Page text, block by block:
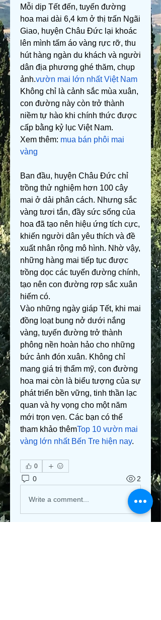
Mỗi dịp Tết đến, tuyến đường
hoa mai dài 6,4 km ở thị trấn Ngãi
Giao, huyện Châu Đức lại khoác
lên mình tấm áo vàng rực rỡ, thu
hút hàng ngàn du khách và người
dân địa phương ghé thăm, chụp
ảnh.vườn mai lớn nhất Việt Nam
Không chỉ là cảnh sắc mùa xuân,
con đường này còn trở thành
niềm tự hào khi chính thức được
cấp bằng kỷ lục Việt Nam.
Xem thêm: mua bán phôi mai
vàng
Ban đầu, huyện Châu Đức chỉ
trồng thử nghiệm hơn 100 cây
mai ở dải phân cách. Nhưng sắc
vàng tươi tắn, đầy sức sống của
hoa đã tạo nên hiệu ứng tích cực,
khiến người dân yêu thích và đề
xuất nhân rộng mô hình. Nhờ vậy,
những hàng mai tiếp tục được
trồng dọc các tuyến đường chính,
tạo nên con đường rợp sắc xuân
hiếm có.
Vào những ngày giáp Tết, khi mai
đồng loạt bung nở dưới nắng
vàng, tuyến đường trở thành
phông nền hoàn hảo cho những
bức ảnh đón xuân. Không chỉ
mang giá trị thẩm mỹ, con đường
hoa mai còn là biểu tượng của sự
phát triển bền vững, tinh thần lạc
quan và hy vọng cho một năm
mới trọn vẹn. Các bạn có thể
tham khảo thêmTop 10 vườn mai
vàng lớn nhất Bến Tre hiện nay.
0
0 2
Write a comment...